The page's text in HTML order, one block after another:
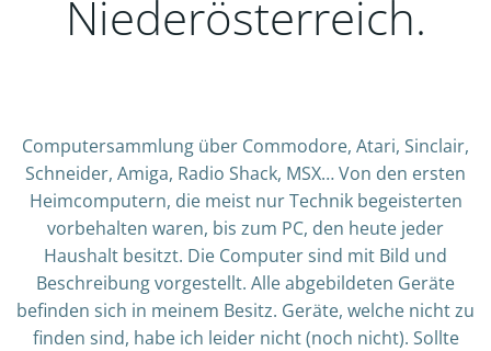
Niederösterreich.
Computersammlung über Commodore, Atari, Sinclair,
Schneider, Amiga, Radio Shack, MSX… Von den ersten
Heimcomputern, die meist nur Technik begeisterten
vorbehalten waren, bis zum PC, den heute jeder
Haushalt besitzt. Die Computer sind mit Bild und
Beschreibung vorgestellt. Alle abgebildeten Geräte
befinden sich in meinem Besitz. Geräte, welche nicht zu
finden sind, habe ich leider nicht (noch nicht). Sollte